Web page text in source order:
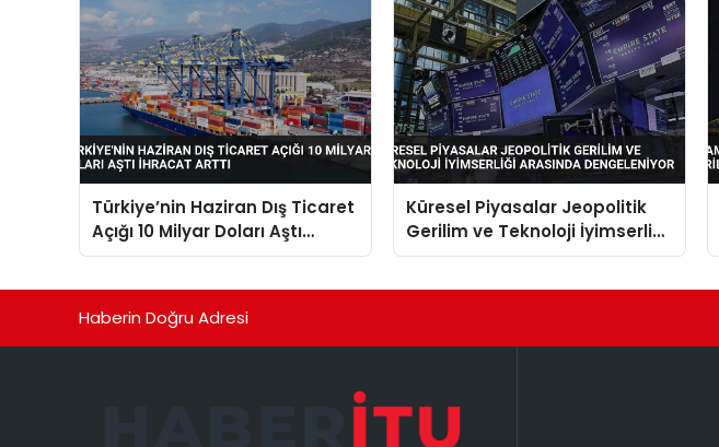
Türkiye’nin Haziran Dış Ticaret
Açığı 10 Milyar Doları Aştı
İhracat Arttı
Küresel Piyasalar Jeopolitik
Gerilim ve Teknoloji İyimserliği
Arasında Dengeleniyor
Haberin Doğru Adresi